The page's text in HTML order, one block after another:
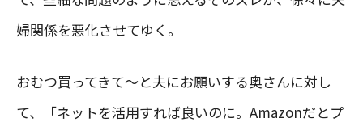
婦関係を悪化させてゆく。
おむつ買ってきて〜と夫にお願いする奥さんに対し
て、「ネットを活用すれば良いのに。Amazonだとプ